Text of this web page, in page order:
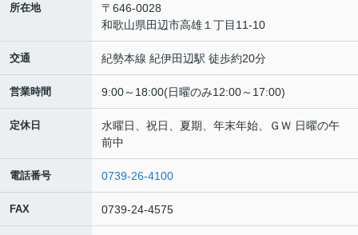
所在地
〒646-0028
和歌山県田辺市高雄１丁目11-10
交通 紀勢本線 紀伊田辺駅 徒歩約20分
営業時間 9:00～18:00(日曜のみ12:00～17:00)
定休日
水曜日、祝日、夏期、年末年始、ＧＷ 日曜の午
前中
電話番号 0739-26-4100
FAX 0739-24-4575